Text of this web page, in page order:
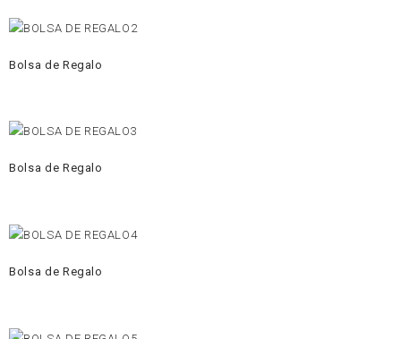
Bolsa de Regalo
Bolsa de Regalo
Bolsa de Regalo